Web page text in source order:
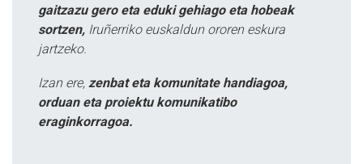
gaitzazu gero eta eduki gehiago eta hobeak
sortzen, Iruñerriko euskaldun ororen eskura
jartzeko.
Izan ere, zenbat eta komunitate handiagoa,
orduan eta proiektu komunikatibo
eraginkorragoa.